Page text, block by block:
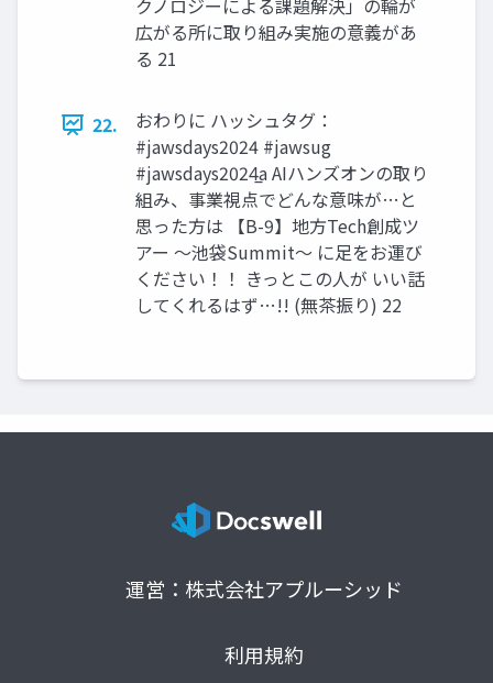
クノロジーによる課題解決」の輪が
広がる所に取り組み実施の意義があ
る 21
22.
おわりに ハッシュタグ：
#jawsdays2024 #jawsug
#jawsdays2024̲a AIハンズオンの取り
組み、事業視点でどんな意味が…と
思った方は 【B-9】地方Tech創成ツ
アー 〜池袋Summit〜 に足をお運び
ください！！ きっとこの人が いい話
してくれるはず…!! (無茶振り) 22
運営：株式会社アプルーシッド
利用規約